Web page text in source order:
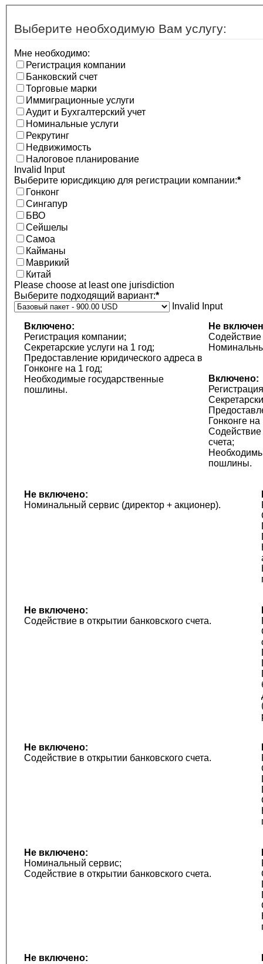
Выберите необходимую Вам услугу:
Мне необходимо:
Регистрация компании
Банковский счет
Торговые марки
Иммиграционные услуги
Аудит и Бухгалтерский учет
Номинальные услуги
Рекрутинг
Недвижимость
Налоговое планирование
Invalid Input
Выберите юрисдикцию для регистрации компании:*
Гонконг
Сингапур
БВО
Сейшелы
Самоа
Кайманы
Маврикий
Китай
Please choose at least one jurisdiction
Выберите подходящий вариант:*
Invalid Input
Включено:
Регистрация компании;
Секретарские услуги на 1 год;
Предоставление юридического адреса в
Гонконге на 1 год;
Необходимые государственные
пошлины.
Не
Содействие
Включено:
Гонконге
Содействие
счета;
пошлины.
Не включено:
Номинальный сервис (директор + акционер).
Не включено:
Содействие в открытии банковского счета.
Не включено:
Содействие в открытии банковского счета.
Не включено:
Номинальный сервис;
Содействие в открытии банковского счета.
Не включено: